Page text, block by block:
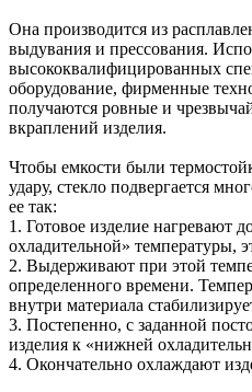
Она производится из
выдувания и прессования.
высококвалифицированных
оборудование, фирменные
получаются ровные и
вкраплений изделия.
Чтобы емкости были
удару, стекло подвергается
ее так:
1. Готовое изделие нагревают
охладительной» температуры,
2. Выдерживают при этой
определенного времени.
внутри материала
3. Постепенно, с заданной
изделия к «нижней
4. Окончательно охлаждают